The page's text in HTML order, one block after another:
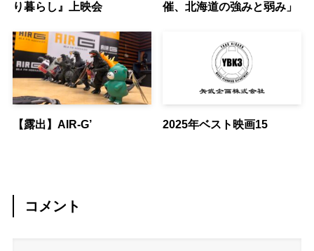
り暮らし』上映会
催、北海道の強みと弱み」
【露出】AIR-G’ 2025年ベスト映画15
コメント